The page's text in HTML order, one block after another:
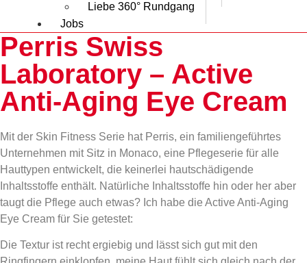
Liebe 360° Rundgang
Jobs
Perris Swiss
Laboratory – Active
Anti-Aging Eye Cream
Mit der Skin Fitness Serie hat Perris, ein familiengeführtes
Unternehmen mit Sitz in Monaco, eine Pflegeserie für alle
Hauttypen entwickelt, die keinerlei hautschädigende
Inhaltsstoffe enthält. Natürliche Inhaltsstoffe hin oder her aber
taugt die Pflege auch etwas? Ich habe die Active Anti-Aging
Eye Cream für Sie getestet:
Die Textur ist recht ergiebig und lässt sich gut mit den